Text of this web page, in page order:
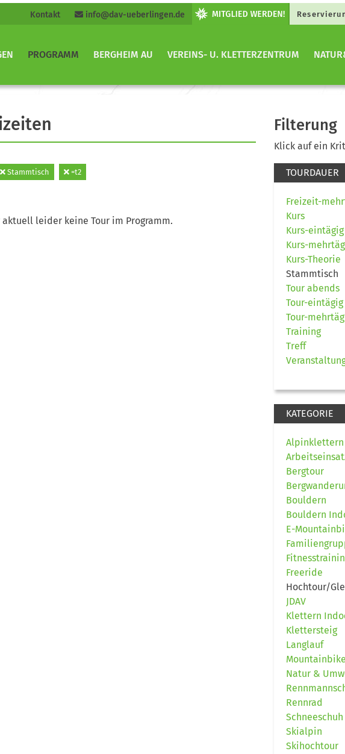
Kontakt info@dav-ueberlingen.de
PROGRAMM BERGHEIM AU VEREINS- U. KLETTERZENTRUM
Stammtisch =t2
leider keine Tour im Programm.
Filterung
Klick auf ein
TOURDAUER
Freizeit-
Kurs
Kurs-eintägig
Kurs-
Kurs-Theorie
Stammtisch
Tour abends
Tour-eintägig
Tour-
Training
Treff
KATEGORIE
Alpinklettern
Bergtour
Bouldern
Bouldern
E-
Freeride
Hochtour/
JDAV
Klettern
Klettersteig
Langlauf
Mountainbike
Natur &
Rennrad
Schneeschuh
Skialpin
Skihochtour